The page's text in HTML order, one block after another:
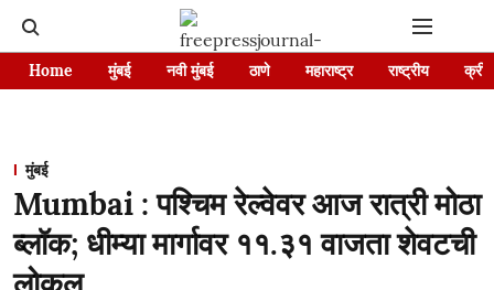
Home मुंबई नवी मुंबई ठाणे महाराष्ट्र राष्ट्रीय
मुंबई
Mumbai : पश्चिम रेल्वेवर आज रात्री मोठा
ब्लॉक; धीम्या मार्गावर ११.३१ वाजता शेवटची